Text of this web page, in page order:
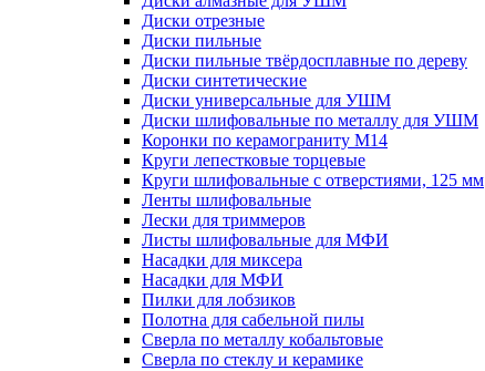
Диски отрезные
Диски пильные
Диски пильные твёрдосплавные по дереву
Диски синтетические
Диски универсальные для УШМ
Диски шлифовальные по металлу для УШМ
Коронки по керамограниту M14
Круги лепестковые торцевые
Круги шлифовальные с отверстиями, 125 мм
Ленты шлифовальные
Лески для триммеров
Листы шлифовальные для МФИ
Насадки для миксера
Насадки для МФИ
Пилки для лобзиков
Полотна для сабельной пилы
Сверла по металлу кобальтовые
Сверла по стеклу и керамике